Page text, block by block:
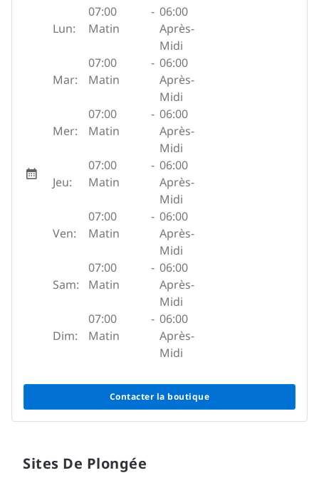
Lun:
07:00
Matin
- 06:00
Après-
Midi
Mar:
07:00
Matin
- 06:00
Après-
Midi
Mer:
07:00
Matin
- 06:00
Après-
Midi
Jeu:
07:00
Matin
- 06:00
Après-
Midi
Ven:
07:00
Matin
- 06:00
Après-
Midi
Sam:
07:00
Matin
- 06:00
Après-
Midi
Dim:
07:00
Matin
- 06:00
Après-
Midi
Contacter la boutique
Sites De Plongée